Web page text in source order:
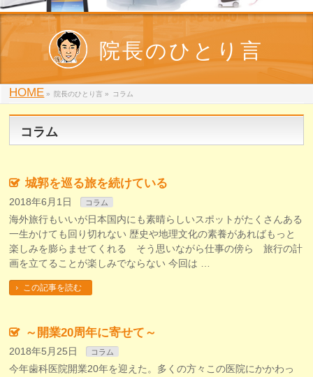
院長のひとり言
HOME » 院長のひとり言 » コラム
コラム
城郭を巡る旅を続けている
2018年6月1日 コラム
海外旅行もいいが日本国内にも素晴らしいスポットがたくさんある
一生かけても回り切れない 歴史や地理文化の素養があればもっと
楽しみを膨らませてくれる そう思いながら仕事の傍ら 旅行の計
画を立てることが楽しみでならない 今回は …
この記事を読む
～開業20周年に寄せて～
2018年5月25日 コラム
今年歯科医院開業20年を迎えた。多くの方々この医院にかかわっ